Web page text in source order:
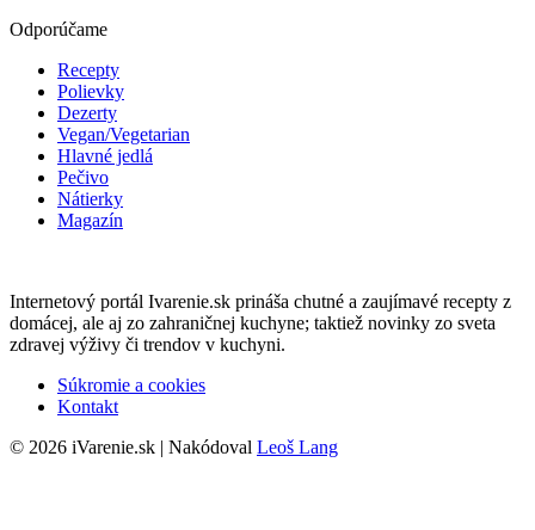
Odporúčame
Recepty
Polievky
Dezerty
Vegan/Vegetarian
Hlavné jedlá
Pečivo
Nátierky
Magazín
Internetový portál Ivarenie.sk prináša chutné a zaujímavé recepty z
domácej, ale aj zo zahraničnej kuchyne; taktiež novinky zo sveta
zdravej výživy či trendov v kuchyni.
Súkromie a cookies
Kontakt
© 2026 iVarenie.sk | Nakódoval Leoš Lang